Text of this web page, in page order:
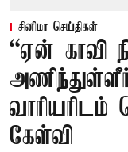
சினிமா செய்திகள்
“ஏன் காவி
வாரியரிடம்
கேள்வி